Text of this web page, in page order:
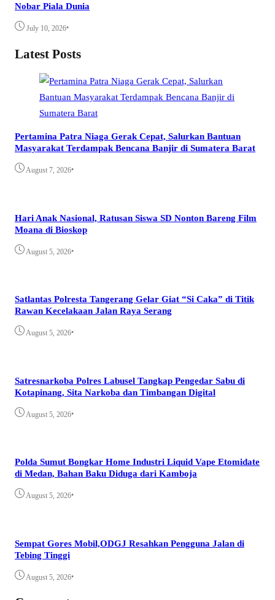
Nobar Piala Dunia
July 10, 2026•
Latest Posts
Pertamina Patra Niaga Gerak Cepat, Salurkan Bantuan
Masyarakat Terdampak Bencana Banjir di Sumatera Barat
August 7, 2026•
Hari Anak Nasional, Ratusan Siswa SD Nonton Bareng Film
Moana di Bioskop
August 5, 2026•
Satlantas Polresta Tangerang Gelar Giat “Si Caka” di Titik
Rawan Kecelakaan Jalan Raya Serang
August 5, 2026•
Satresnarkoba Polres Labusel Tangkap Pengedar Sabu di
Kotapinang, Sita Narkoba dan Timbangan Digital
August 5, 2026•
Polda Sumut Bongkar Home Industri Liquid Vape Etomidate
di Medan, Bahan Baku Diduga dari Kamboja
August 5, 2026•
Sempat Gores Mobil,ODGJ Resahkan Pengguna Jalan di
Tebing Tinggi
August 5, 2026•